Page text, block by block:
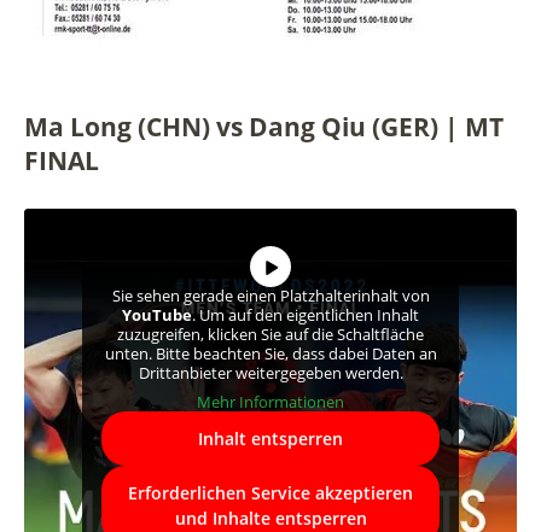
Ma Long (CHN) vs Dang Qiu (GER) | MT
FINAL
Sie sehen gerade einen Platzhalterinhalt von
YouTube. Um auf den eigentlichen Inhalt
zuzugreifen, klicken Sie auf die Schaltfläche
unten. Bitte beachten Sie, dass dabei Daten an
Drittanbieter weitergegeben werden.
Mehr Informationen
Inhalt entsperren
Erforderlichen Service akzeptieren
und Inhalte entsperren